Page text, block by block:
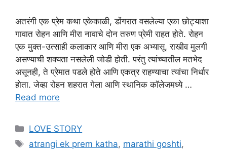
अतरंगी एक प्रेम कथा एकेकाळी, डोंगरात वसलेल्या एका छोट्याशा
गावात रोहन आणि मीरा नावाचे दोन तरुण प्रेमी राहत होते. रोहन
एक मुक्त-उत्साही कलाकार आणि मीरा एक अभ्यासू, राखीव मुलगी
असण्याची शक्यता नसलेली जोडी होती. परंतु त्यांच्यातील मतभेद
असूनही, ते प्रेमात पडले होते आणि एकत्र राहण्याचा त्यांचा निर्धार
होता. जेव्हा रोहन शहरात गेला आणि स्थानिक कॉलेजमध्ये …
Read more
Categories
LOVE STORY
Tags
atrangi ek prem katha, marathi goshti,